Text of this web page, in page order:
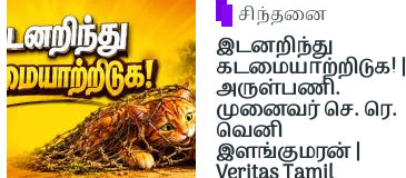
சிந்தனை
இடனறிந்து
கடமையாற்றிடுக! |
அருள்பணி.
முனைவர் செ. ரெ.
வெனி
இளங்குமரன் |